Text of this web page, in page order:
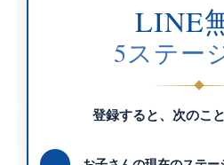
LINE
5ステー
登録すると、次のこ